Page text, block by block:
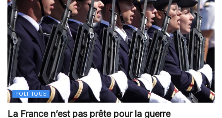
POLITIQUE
La France n’est pas prête pour la guerre